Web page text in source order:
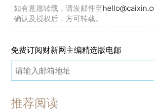
如有意愿转载，请发邮件至
确认及授权后，方可转载。
免费订阅财新网主编精选版电邮
推荐阅读